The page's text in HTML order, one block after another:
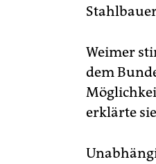
Weimer
dem
erklärte